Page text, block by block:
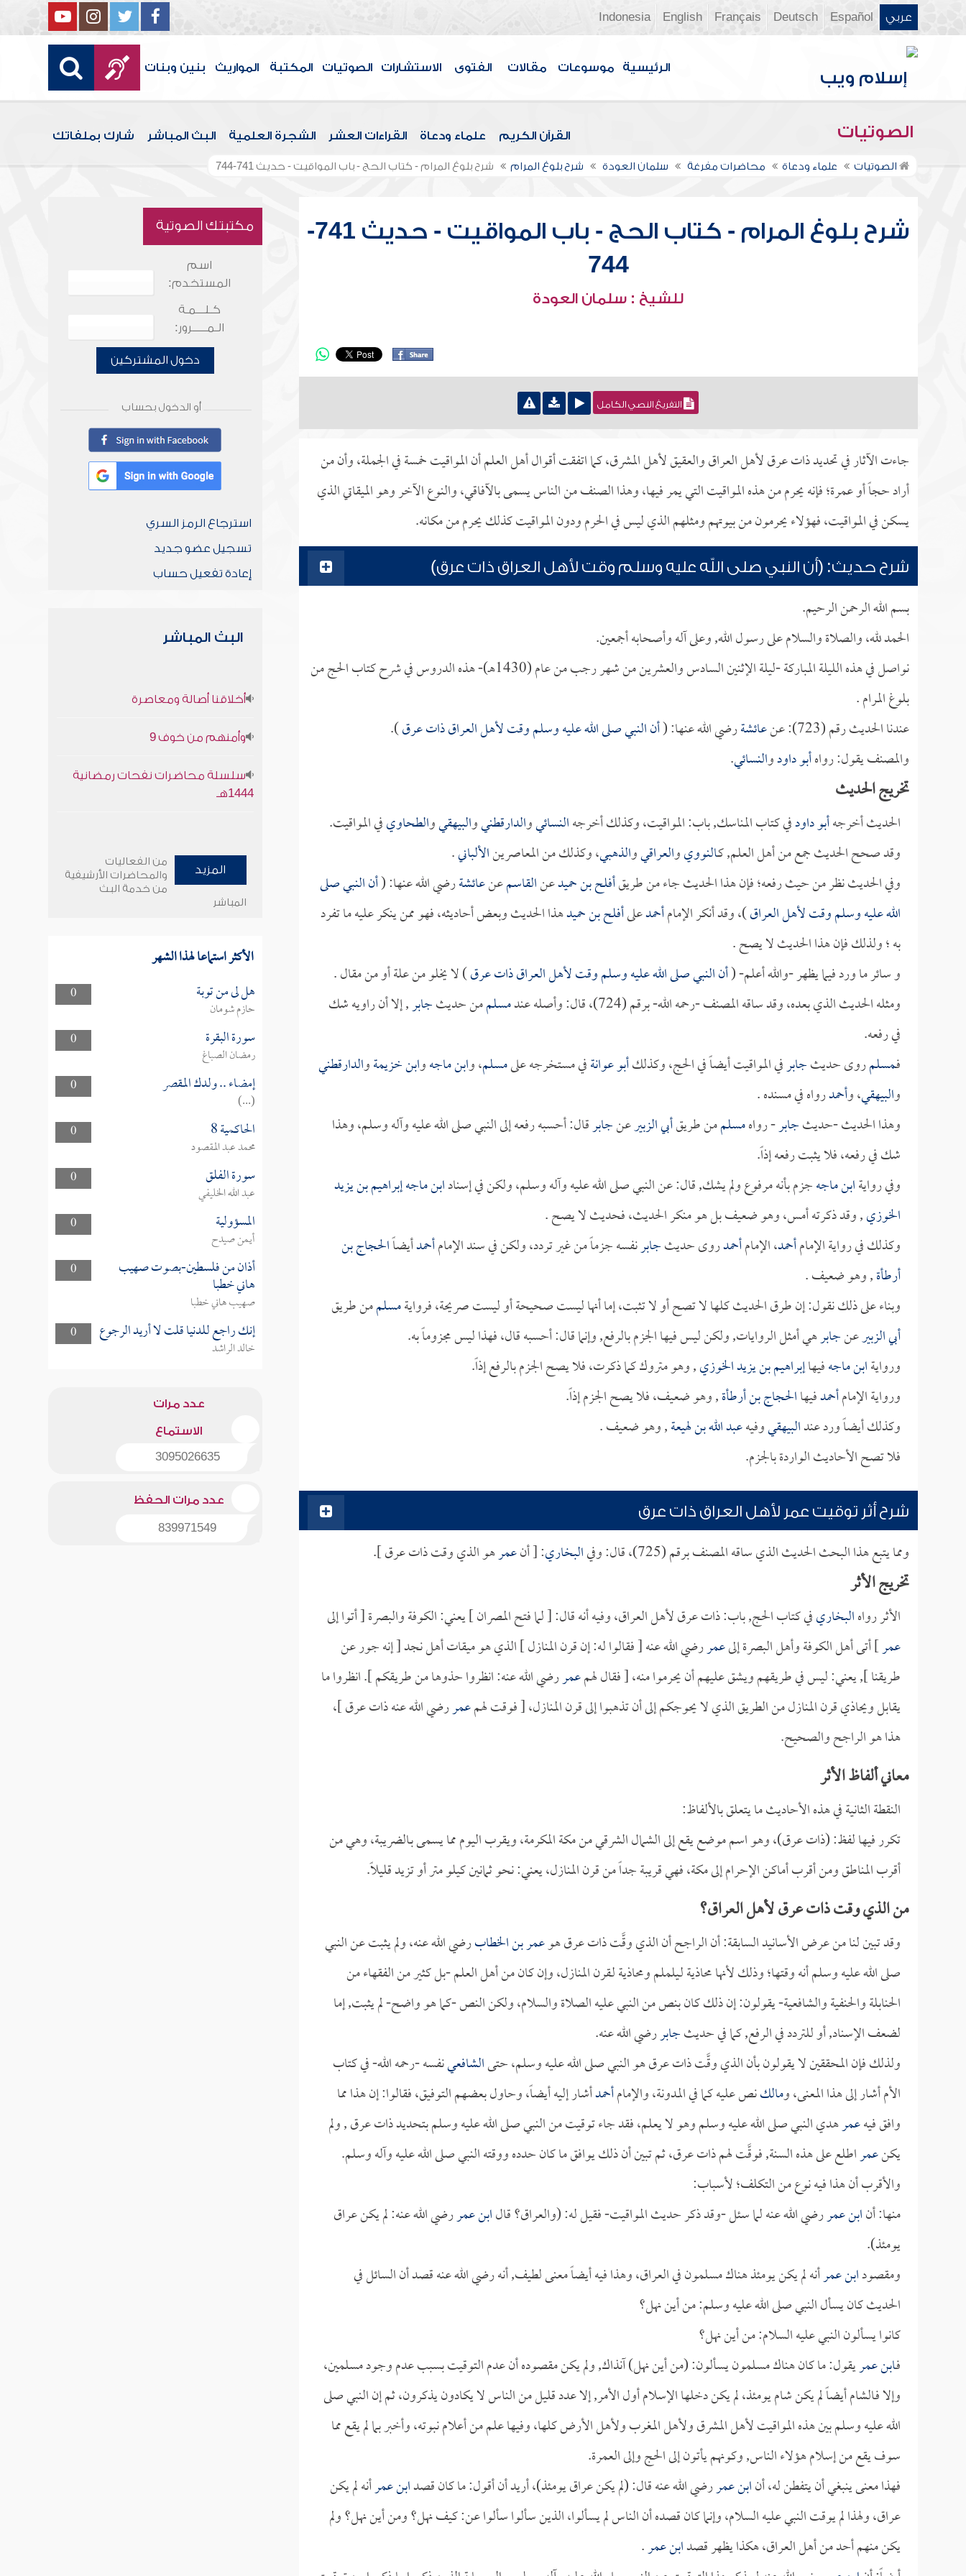
عربي Español
Deutsch
Français
English
Indonesia
الرئيسية موسوعات مقالات الفتوى الاستشارات الصوتيات المكتبة المواريث بنين وبنات
الصوتيات القرآن الكريم علماء ودعاة القراءات العشر الشجرة العلمية البث المباشر شارك بملفاتك
الصوتيات علماء ودعاة محاضرات مفرغة سلمان العودة شرح بلوغ المرام شرح بلوغ المرام - كتاب الحج - باب المواقيت - حديث 741-744
شرح بلوغ المرام - كتاب الحج - باب المواقيت - حديث 741-
744
للشيخ : سلمان العودة
التفريغ النصي الكامل
جاءت الآثار في تحديد ذات عرق لأهل العراق والعقيق لأهل المشرق، كما اتفقت أقوال أهل العلم أن المواقيت خمسة في الجملة، وأن من
أراد حجاً أو عمرة؛ فإنه يحرم من هذه المواقيت التي يمر فيها، وهذا الصنف من الناس يسمى بالآفاقي، والنوع الآخر وهو الميقاتي الذي
يسكن في المواقيت، فهؤلاء يحرمون من بيوتهم ومثلهم الذي ليس في الحرم ودون المواقيت كذلك يحرم من مكانه.
شرح حديث: (أن النبي صلى الله عليه وسلم وقت لأهل العراق ذات عرق)
بسم الله الرحمن الرحيم.
الحمد لله، والصلاة والسلام على رسول الله, وعلى آله وأصحابه أجمعين.
نواصل في هذه الليلة المباركة -ليلة الإثنين السادس والعشرين من شهر رجب من عام (1430هـ)- هذه الدروس في شرح كتاب الحج من
بلوغ المرام .
عندنا الحديث رقم (723): عن
عائشةرضي الله عنها: (أن النبي صلى الله عليه وسلم وقت لأهل العراق ذات عرق).
والمصنف يقول: رواهأبو داودوالنسائي. ‏
تخريج الحديث
الحديث أخرجهأبو داودفي كتاب المناسك, باب: المواقيت، وكذلك أخرجهالنسائيوالدارقطنيوالبيهقيوالطحاويفي المواقيت.
وقد صحح الحديث جمع من أهل العلم, كـالنوويوالعراقيوالذهبي، وكذلك من المعاصرينالألباني.
وفي الحديث نظر من حيث رفعه؛ فإن هذا الحديث جاء من طريقأفلح بن حميدعنالقاسمعنعائشةرضي الله عنها: (أن النبي صلى
الله عليه وسلم وقت لأهل العراق)، وقد أنكر الإمامأحمدعلىأفلح بن حميدهذا الحديث وبعض أحاديثه، فهو ممن ينكر عليه ما تفرد
به ؛ ولذلك فإن هذا الحديث لا يصح .
و سائر ما ورد فيما يظهر -والله أعلم- (أن النبي صلى الله عليه وسلم وقت لأهل العراق ذات عرق) لا يخلو من علة أو من مقال .
ومثله الحديث الذي بعده، وقد ساقه المصنف -رحمه الله- برقم (724)، قال: وأصله عند
مسلممن حديثجابر, إلا أن راويه شك
في رفعه.
فـمسلمروى حديثجابرفي المواقيت أيضاً في الحج، وكذلكأبو عوانةفي مستخرجه علىمسلم، وابن ماجهوابن خزيمةوالدارقطني
والبيهقي، وأحمدرواه في مسنده .
وهذا الحديث -حديثجابر- رواهمسلممن طريقأبي الزبيرعنجابرقال: أحسبه رفعه إلى النبي صلى الله عليه وآله وسلم، وهذا
شك في رفعه، فلا يثبت رفعه إذاً.
وفي روايةابن ماجهجزم بأنه مرفوع ولم يشك, قال: عن النبي صلى الله عليه وآله وسلم، ولكن في إسنادابن ماجهإبراهيم بن يزيد
الخوزي, وقد ذكرته أمس، وهو ضعيف بل هو منكر الحديث، فحديث لا يصح .
وكذلك في رواية الإمامأحمد، الإمامأحمدروى حديثجابرنفسه جزماً من غير تردد، ولكن في سند الإمامأحمدأيضاًالحجاج بن
أرطأة, وهو ضعيف .
وبناء على ذلك نقول: إن طرق الحديث كلها لا تصح أو لا تثبت، إما أنها ليست صحيحة أو ليست صريحة، فروايةمسلممن طريق
أبي الزبيرعنجابرهي أمثل الروايات, ولكن ليس فيها الجزم بالرفع, وإنما قال: أحسبه قال، فهذا ليس مجزوماً به.
وروايةابن ماجهفيهاإبراهيم بن يزيد الخوزي, وهو متروك كما ذكرت، فلا يصح الجزم بالرفع إذاً.
ورواية الإمامأحمدفيهاالحجاج بن أرطأة, وهو ضعيف، فلا يصح الجزم إذاً.
وكذلك أيضاً ورد عندالبيهقيوفيهعبد الله بن لهيعة, وهو ضعيف .
فلا تصح الأحاديث الواردة بالجزم.
شرح أثر توقيت عمر لأهل العراق ذات عرق
ومما يتبع هذا البحث الحديث الذي ساقه المصنف برقم (725)، قال: وفي البخاري: [ أنعمرهو الذي وقت ذات عرق ].
تخريج الأثر
الأثر رواهالبخاريفي كتاب الحج, باب: ذات عرق لأهل العراق، وفيه أنه قال: [ لما فتح المصران ] يعني: الكوفة والبصرة [ أتوا إلى
عمر] أتى أهل الكوفة وأهل البصرة إلىعمررضي الله عنه [ فقالوا له: إن قرن المنازل ] الذي هو ميقات أهل نجد [ إنه جور عن
طريقنا ], يعني: ليس في طريقهم ويشق عليهم أن يحرموا منه، [ فقال لهمعمررضي الله عنه: انظروا حذوها من طريقكم ]. انظروا ما
يقابل ويحاذي قرن المنازل من الطريق الذي لا يحوجكم إلى أن تذهبوا إلى قرن المنازل، [ فوقت لهمعمررضي الله عنه ذات عرق ]،
هذا هو الراجح والصحيح.
معاني ألفاظ الأثر
النقطة الثانية في هذه الأحاديث ما يتعلق بالألفاظ:
تكرر فيها لفظ: (ذات عرق)، وهو اسم موضع يقع إلى الشمال الشرقي من مكة المكرمة، ويقرب اليوم مما يسمى بـالضريبة، وهي من
أقرب المناطق ومن أقرب أماكن الإحرام إلى مكة، فهي قريبة جداً من قرن المنازل، يعني: نحو ثمانين كيلو متر أو تزيد قليلاً.
من الذي وقت ذات عرق لأهل العراق؟
وقد تبين لنا من عرض الأسانيد السابقة: أن الراجح أن الذي وقَّت ذات عرق هوعمر بن الخطابرضي الله عنه، ولم يثبت عن النبي
صلى الله عليه وسلم أنه وقتها؛ وذلك لأنها محاذية لـيلملم ومحاذية لـقرن المنازل، وإن كان من أهل العلم -بل كثير من الفقهاء من
الحنابلة والحنفية والشافعية- يقولون: إن ذلك كان بنص من النبي عليه الصلاة والسلام، ولكن النص -كما هو واضح- لم يثبت, إما
لضعف الإسناد, أو للتردد في الرفع, كما في حديثجابررضي الله عنه.
ولذلك فإن المحققين لا يقولون بأن الذي وقَّت ذات عرق هو النبي صلى الله عليه وسلم، حتىالشافعينفسه -رحمه الله- في كتاب
الأم أشار إلى هذا المعنى، ومالكنص عليه كما في المدونة، والإمامأحمدأشار إليه أيضاً، وحاول بعضهم التوفيق، فقالوا: إن هذا مما
وافق فيهعمرهدي النبي صلى الله عليه وسلم وهو لا يعلم، فقد جاء توقيت من النبي صلى الله عليه وسلم بتحديد ذات عرق , ولم
يكنعمراطلع على هذه السنة, فوقَّت لهم ذات عرق، ثم تبين أن ذلك يوافق ما كان حدده ووقته النبي صلى الله عليه وآله وسلم.
والأقرب أن هذا فيه نوع من التكلف؛ لأسباب:
منها: أنابن عمررضي الله عنه لما سئل -وقد ذكر حديث المواقيت- فقيل له: (والعراق؟ قالابن عمررضي الله عنه: لم يكن عراق
يومئذ).
ومقصودابن عمرأنه لم يكن يومئذ هناك مسلمون في العراق، وهذا فيه أيضاً معنى لطيف, أنه رضي الله عنه قصد أن السائل في
الحديث كان يسأل النبي صلى الله عليه وسلم: من أين نهل؟
كانوا يسألون النبي عليه السلام: من أين نهل؟
فـابن عمريقول: ما كان هناك مسلمون يسألون: (من أين نهل) آنذاك, ولم يكن مقصوده أن عدم التوقيت بسبب عدم وجود مسلمين،
وإلا فـالشام أيضاً لم يكن شام يومئذ، لم يكن دخلها الإسلام أول الأمر, إلا عدد قليل من الناس لا يكادون يذكرون، ثم إن النبي صلى
الله عليه وسلم بين هذه المواقيت لأهل المشرق ولأهل المغرب ولأهل الأرض كلها، وفيها علم من أعلام نبوته، وأخبر بما لم يقع مما
سوف يقع من إسلام هؤلاء الناس, وكونهم يأتون إلى الحج وإلى العمرة.
فهذا معنى ينبغي أن يتفطن له، أنابن عمررضي الله عنه قال: (لم يكن عراق يومئذ)، أريد أن أقول: ما كان قصدابن عمرأنه لم يكن
عراق، ولهذا لم يوقت النبي عليه السلام، وإنما كان قصده أن الناس لم يسألوا، الذين سألوا سألوا عن: كيف نهل؟ ومن أين نهل؟ ولم
يكن منهم أحد من أهل العراق، هكذا يظهر قصدابن عمر.
مكتبتك الصوتية
اسم
المستخدم:
كـلـــمـة
الـمـــــرور:
دخول المشتركين
أو الدخول بحساب
استرجاع الرمز السري
تسجيل عضو جديد
إعادة تفعيل حساب
البث المباشر
أخلاقنا أصالة ومعاصرة
وأمنهم من خوف 9
سلسلة محاضرات نفحات رمضانية
1444هـ
المزيد
من الفعاليات
والمحاضرات الأرشيفية
من خدمة البث
المباشر
الأكثر استماعا لهذا الشهر
0 هل لى من توبة
حازم شومان
0
سورة البقرة
رمضان الصباغ
0
إمضاء .. ولدك المقصر
(...)
0
الحاكمية 8
محمد عبد المقصود
0
سورة الفلق
عبد الله الخليفي
0
المسؤولية
أيمن صيدح
0
أذان من فلسطين-بصوت صهيب
هاني خطبا
صهيب هاني خطبا
0
إنك راجع للدنيا قلت لا أريد الرجوع
خالد الراشد
عدد مرات
الاستماع
3095026635
عدد مرات الحفظ
839971549